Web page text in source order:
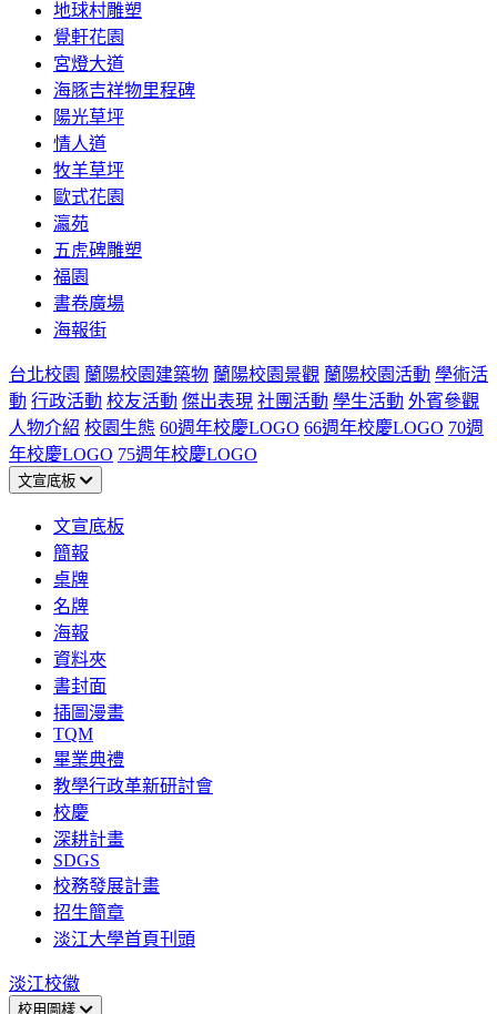
地球村雕塑
覺軒花園
宮燈大道
海豚吉祥物里程碑
陽光草坪
情人道
牧羊草坪
歐式花園
瀛苑
五虎碑雕塑
福園
書卷廣場
海報街
台北校園 蘭陽校園建築物 蘭陽校園景觀 蘭陽校園活動 學術活
動 行政活動 校友活動 傑出表現 社團活動 學生活動 外賓參觀
人物介紹 校園生態 60週年校慶LOGO 66週年校慶LOGO 70週
年校慶LOGO 75週年校慶LOGO
文宣底板
文宣底板
簡報
桌牌
名牌
海報
資料夾
書封面
插圖漫畫
TQM
畢業典禮
教學行政革新研討會
校慶
深耕計畫
SDGS
校務發展計畫
招生簡章
淡江大學首頁刊頭
淡江校徽
校用圖樣